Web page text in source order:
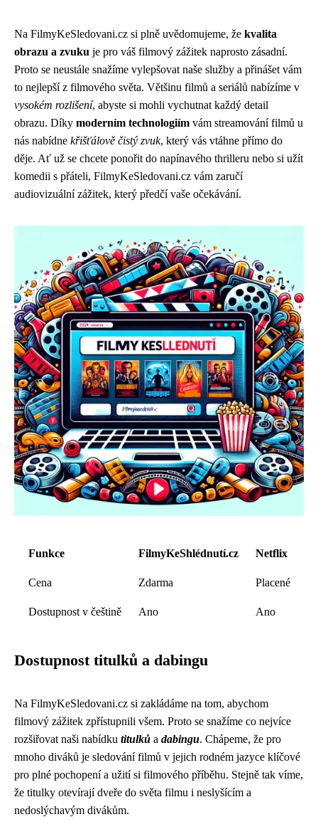
Na FilmyKeSledovani.cz si plně uvědomujeme, že kvalita
obrazu a zvuku je pro váš filmový zážitek naprosto zásadní.
Proto se neustále snažíme vylepšovat naše služby a přinášet vám
to nejlepší z filmového světa. Většinu filmů a seriálů nabízíme v
vysokém rozlišení, abyste si mohli vychutnat každý detail
obrazu. Díky moderním technologiím vám streamování filmů u
nás nabídne křišťálově čistý zvuk, který vás vtáhne přímo do
děje. Ať už se chcete ponořit do napínavého thrilleru nebo si užít
komedii s přáteli, FilmyKeSledovani.cz vám zaručí
audiovizuální zážitek, který předčí vaše očekávání.
Funkce FilmyKeShlédnutí.cz Netflix
Cena Zdarma Placené
Dostupnost v češtině Ano Ano
Dostupnost titulků a dabingu
Na FilmyKeSledovani.cz si zakládáme na tom, abychom
filmový zážitek zpřístupnili všem. Proto se snažíme co nejvíce
rozšiřovat naši nabídku titulků a dabingu. Chápeme, že pro
mnoho diváků je sledování filmů v jejich rodném jazyce klíčové
pro plné pochopení a užití si filmového příběhu. Stejně tak víme,
že titulky otevírají dveře do světa filmu i neslyšícím a
nedoslýchavým divákům.